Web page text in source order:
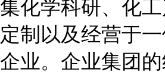
集化学科研、化
定制以及经营于
企业。企业集团